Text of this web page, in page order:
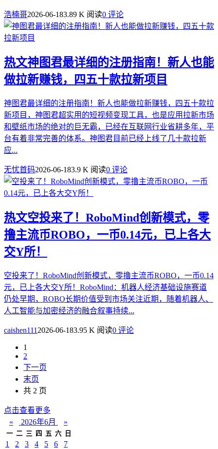
浩楠哥2026-06-183.89 K 阅读0 评论
热文神图君最详细的注册指南！新人也能
做拉新赚钱，四五十款拉新项目
神图君最详细的注册指南！新人也能做拉新赚钱，四五十款拉
新项目，神图君超实用的短视频变现工具，也是应用拉新市场
和壁纸市场的绝对的巨无霸，已经在互联网行业省耕多年，平
台有着非常完善的体系。神图君目前已经上线了几十款拉新
应...
无忧首码2026-06-183.9 K 阅读0 评论
热文空投来了！RoboMind创新模式，零
撸主流币ROBO，一币0.14元，已上各大
交Y所！
空投来了！RoboMind创新模式，零撸主流币ROBO，一币0.14
元，已上各大交Y所！RoboMind：机器人经济基础设施赛道
仍处早期，ROBO长期价值受到市场关注近期，随着机器人、
人工智能与加密经济的融合叙事持续...
caishen111 2026-06-183.95 K 阅读0 评论
1
2
下一页
末页
共 2 页
点击查看更多
«
2026年6月 »
一 二 三 四 五 六 日
1 2 3 4 5 6
7